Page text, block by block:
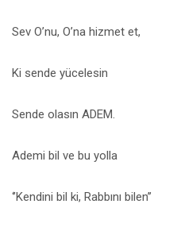
Sev O’nu, O’na hizmet et,
Ki sende yücelesin
Sende olasın ADEM.
Ademi bil ve bu yolla
‘’Kendini bil ki, Rabbını bilen’’